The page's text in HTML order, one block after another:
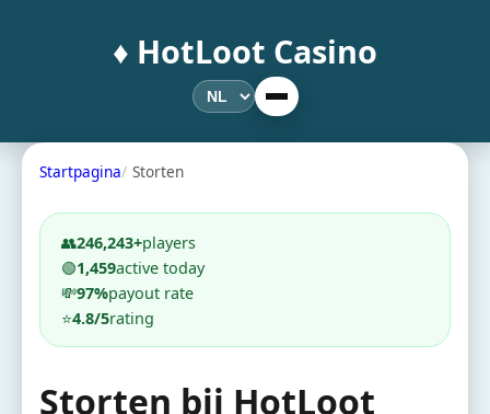
♦️ HotLoot Casino
Startpagina Storten
👥246,243+players
🟢1,459active today
💸97%payout rate
⭐4.8/5rating
Storten bij HotLoot